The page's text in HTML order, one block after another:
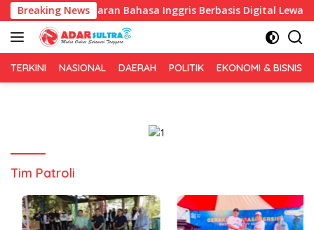
Langsung
ke
konten
Breaking News
Pembelajaran Bahasa Inggris Berbasis Digital Lewat KKN
TERKINI NASIONAL DAERAH POLITIK EKONOMI & BISNIS
Tim Patroli